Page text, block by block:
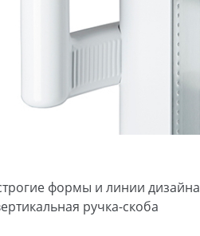
формы и линии
ручка-скоба